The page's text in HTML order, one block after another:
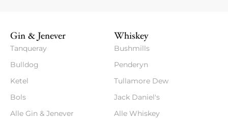
Gin & Jenever
Tanqueray
Bulldog
Ketel
Bols
Alle Gin & Jenever
Whiskey
Bushmills
Penderyn
Tullamore Dew
Jack Daniel's
Alle Whiskey